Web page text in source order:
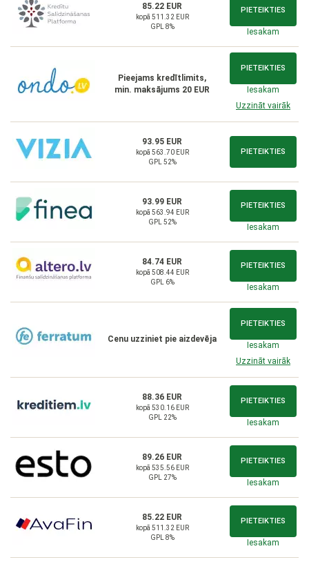
85.22 EUR
kopā 511.32 EUR
GPL 8%
PIETEIKTIES
Iesakam
Pieejams kredītlimits,
min. maksājums 20 EUR
PIETEIKTIES
Iesakam
Uzzināt vairāk
93.95 EUR
kopā 563.70 EUR
GPL 52%
PIETEIKTIES
93.99 EUR
kopā 563.94 EUR
GPL 52%
PIETEIKTIES
Iesakam
84.74 EUR
kopā 508.44 EUR
GPL 6%
PIETEIKTIES
Iesakam
Cenu uzziniet pie aizdevēja
PIETEIKTIES
Iesakam
Uzzināt vairāk
88.36 EUR
kopā 530.16 EUR
GPL 22%
PIETEIKTIES
Iesakam
89.26 EUR
kopā 535.56 EUR
GPL 27%
PIETEIKTIES
Iesakam
85.22 EUR
kopā 511.32 EUR
GPL 8%
PIETEIKTIES
Iesakam